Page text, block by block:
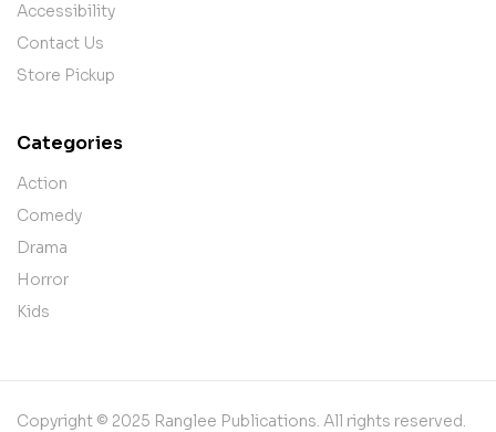
Accessibility
Contact Us
Store Pickup
Categories
Action
Comedy
Drama
Horror
Kids
Copyright © 2025 Ranglee Publications. All rights reserved.